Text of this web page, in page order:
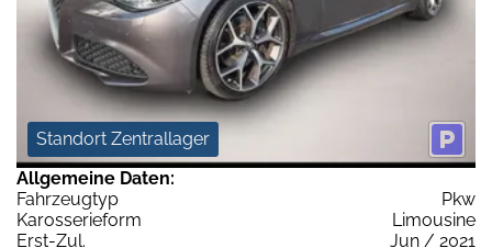
Standort Zentrallager
Allgemeine Daten:
Fahrzeugtyp
Pkw
Karosserieform
Limousine
Erst-Zul.
Jun / 2021